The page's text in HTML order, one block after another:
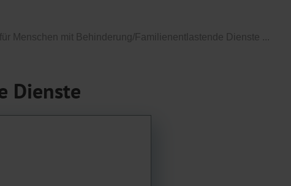
Menschen mit Behinderung/Familienentlastende Dienste ...
Dienste